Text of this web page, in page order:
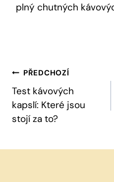
plný chutných
Navigace
Pro
Příspěvek
PŘEDCHOZÍ
Test kávových
kapslí: Které jsou
stojí za to?